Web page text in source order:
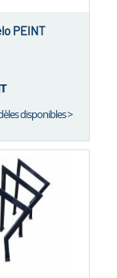
PEINT
disponibles >